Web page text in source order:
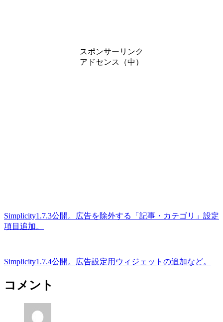
スポンサーリンク
アドセンス（中）
Simplicity1.7.3公開。広告を除外する「記事・カテゴリ」設定
項目追加。
Simplicity1.7.4公開。広告設定用ウィジェットの追加など。
コメント